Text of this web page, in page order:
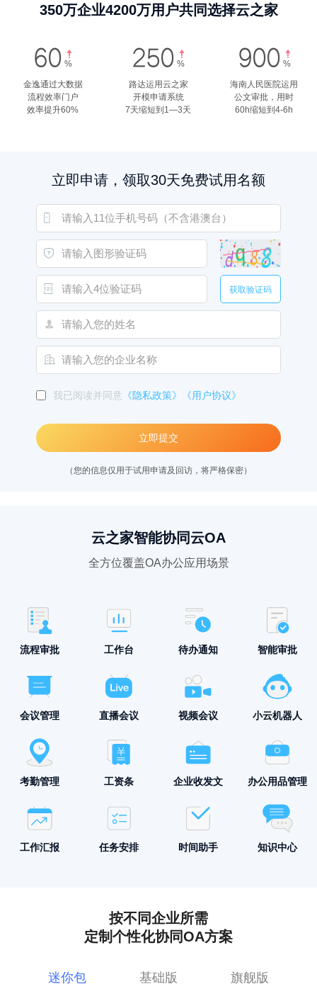
350万企业4200万用户共同选择云之家

60 %
金逸通过大数据
流程效率门户
效率提升60%

250 %
路达运用云之家
开模申请系统
7天缩短到1—3天

900 %
海南人民医院运用
公文审批，用时
60h缩短到4-6h
立即申请，领取30天免费试用名额
获取验证码
我已阅读并同意 《隐私政策》 《用户协议》
立即提交
（您的信息仅用于试用申请及回访，将严格保密）
云之家智能协同云OA
全方位覆盖OA办公应用场景
流程审批 工作台 待办通知 智能审批
会议管理 直播会议 视频会议 小云机器人
考勤管理 工资条 企业收发文 办公用品管理
工作汇报 任务安排 时间助手 知识中心
按不同企业所需
定制个性化协同OA方案
迷你包 基础版 旗舰版